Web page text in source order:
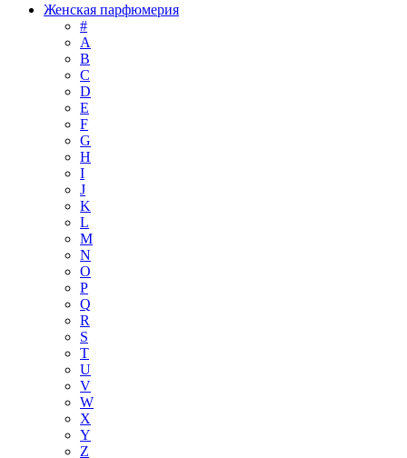
Женская парфюмерия
#
А
B
C
D
E
F
G
H
I
J
K
L
M
N
O
P
Q
R
S
T
U
V
W
X
Y
Z